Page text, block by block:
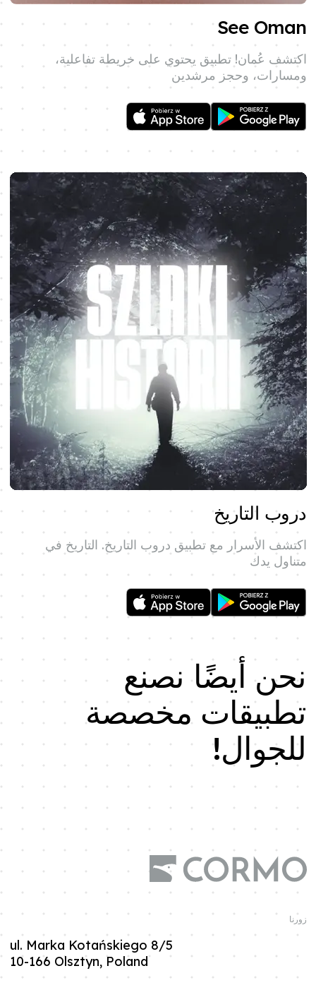
See Oman
اكتشف عُمان! تطبيق يحتوي على خريطة تفاعلية،
ومسارات، وحجز مرشدين
دروب التاريخ
اكتشف الأسرار مع تطبيق دروب التاريخ. التاريخ في
متناول يدك
نحن أيضًا نصنع
تطبيقات مخصصة
للجوال!
زورنا
ul. Marka Kotańskiego 8/5
10-166 Olsztyn, Poland